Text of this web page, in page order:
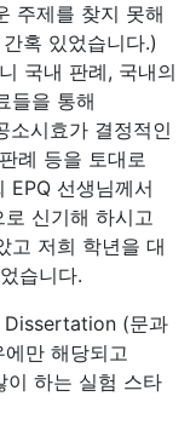
주제를 찾지 못해
혹 있었습니다.)
국내 판례, 국내의
들을 통해
시효가 결정적인
례 등을 토대로
EPQ 선생님께서
신기해 하시고
고 저희 학년을 대
습니다.
Dissertation (문과
만 해당되고
하는 실험 스타